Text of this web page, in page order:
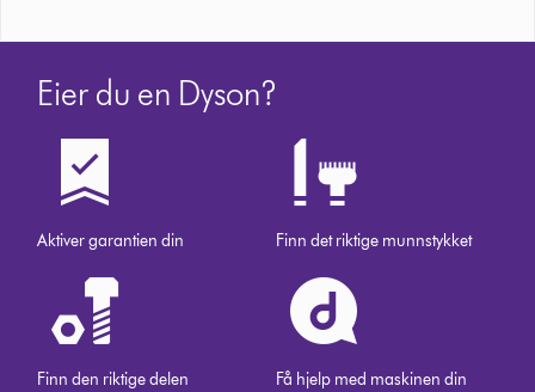
Eier du en Dyson?
Aktiver garantien din Finn det riktige munnstykket
Finn den riktige delen Få hjelp med maskinen din